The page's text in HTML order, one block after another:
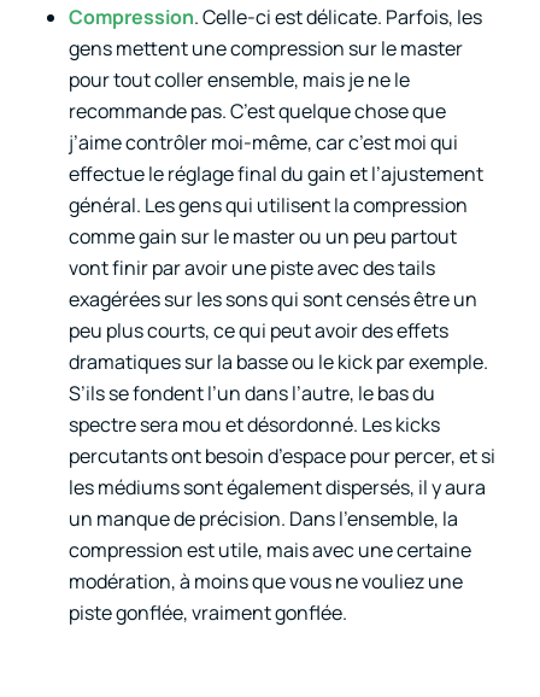
Compression. Celle-ci est délicate. Parfois, les
gens mettent une compression sur le master
pour tout coller ensemble, mais je ne le
recommande pas. C’est quelque chose que
j’aime contrôler moi-même, car c’est moi qui
effectue le réglage final du gain et l’ajustement
général. Les gens qui utilisent la compression
comme gain sur le master ou un peu partout
vont finir par avoir une piste avec des tails
exagérées sur les sons qui sont censés être un
peu plus courts, ce qui peut avoir des effets
dramatiques sur la basse ou le kick par exemple.
S’ils se fondent l’un dans l’autre, le bas du
spectre sera mou et désordonné. Les kicks
percutants ont besoin d’espace pour percer, et si
les médiums sont également dispersés, il y aura
un manque de précision. Dans l’ensemble, la
compression est utile, mais avec une certaine
modération, à moins que vous ne vouliez une
piste gonflée, vraiment gonflée.